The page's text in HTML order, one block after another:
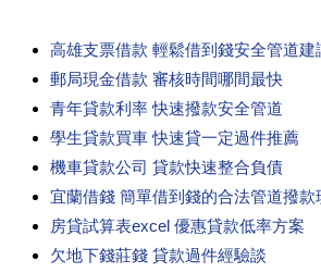
高雄支票借款 輕鬆借到錢安全管道建
郵局現金借款 審核時間哪間最快
青年貸款利率 快速撥款安全管道
學生貸款買車 快速貸一定過件推薦
機車貸款公司 貸款快速整合負債
宜蘭借錢 簡單借到錢的合法管道撥款
房貸試算表excel 優惠貸款低率方案
欠地下錢莊錢 貸款過件經驗談